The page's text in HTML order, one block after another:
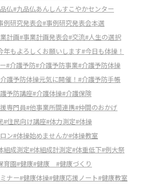
仏#九品仏あんしんすこやかセンター
例研究発表会#事例研究発表会本選
計画#事業計画発表会#交流#人生の選択
年もよろしくお願いします#今日も体操！
#介護予防#介護予防事業#介護予防体操
護予防体操元気に開催！ #介護予防手帳
予防講座#介護体操#介護保険
専門員#他事業所間連携#仲間のおかげ
#住民向け講座#体力測定#体操
ン#体操始めませんか#体操教室
組成測定#体組成計測定#体重低下#例大祭
育園#健康#健康 #健康づくり
ナー#健康体操#健康応援ノート#健康教室